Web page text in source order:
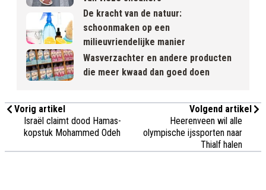
De kracht van de natuur:
schoonmaken op een
milieuvriendelijke manier
Wasverzachter en andere producten
die meer kwaad dan goed doen
Vorig artikel
Israël claimt dood Hamas-
kopstuk Mohammed Odeh
Volgend artikel
Heerenveen wil alle
olympische ijssporten naar
Thialf halen